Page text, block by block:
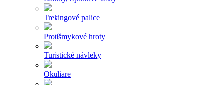
Trekingové palice
Protišmykové hroty
Turistické návleky
Okuliare